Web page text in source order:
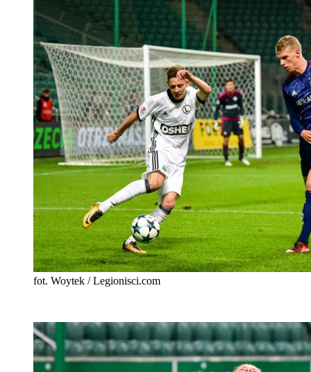
fot. Woytek / Legionisci.com